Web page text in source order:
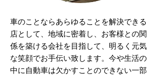
車のことならあらゆることを解決できる
店として、地域に密着し、お客様との関
係を築ける会社を目指して、明るく元気
な笑顔でお手伝い致します。今や生活の
中に自動車は欠かすことのできない一部